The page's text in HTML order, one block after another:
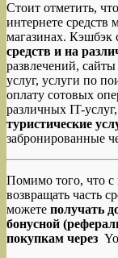
Стоит отметить,
интернете средств
магазинах. Кэшбэк
средств и на
развлечений,
услуг, услуги по
оплату сотовых
различных IT-
туристические
забронированные
Помимо того, что с
возвращать часть
можете получать
бонусной
покупкам через